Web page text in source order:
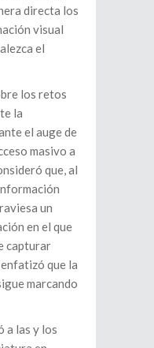
directa los
visual
el
los retos
la
el auge de
masivo a
que, al
un
en el que
capturar
que la
marcando
a las y los